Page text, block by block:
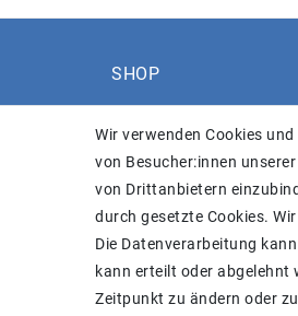
SHOP
Daten­schutz­erklärung
Wir verwenden Cookies
von Besucher:innen
von Drittanbietern
durch gesetzte Cookies.
Die Datenverarbeitung
kann erteilt oder abgelehnt
Zeitpunkt zu ändern oder